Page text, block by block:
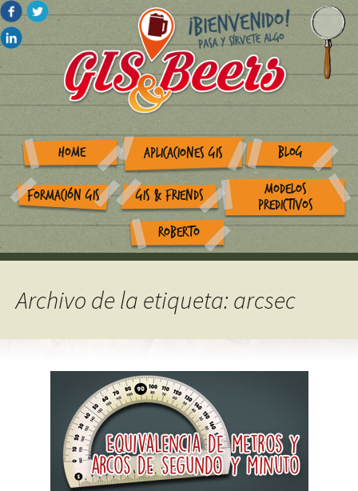
HOME APLICACIONES GIS BLOG
FORMACIÓN GIS GIS & FRIENDS
MODELOS
PREDICTIVOS
ROBERTO
Archivo de la etiqueta: arcsec